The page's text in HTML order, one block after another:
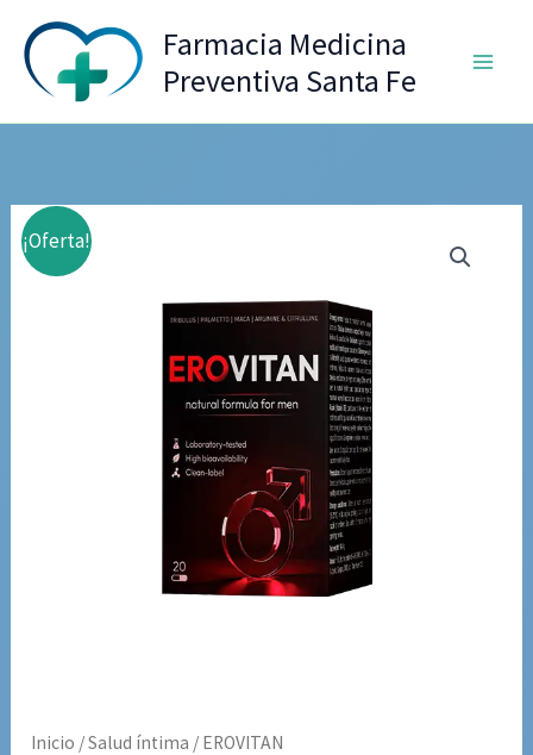
contenido
Farmacia Medicina
Preventiva Santa Fe
¡Oferta!
Inicio /Salud íntima / EROVITAN